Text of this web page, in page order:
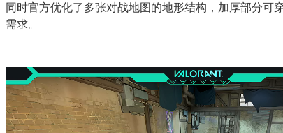
同时官方优化了多张对战地图的地形结构，加厚部分可
需求。